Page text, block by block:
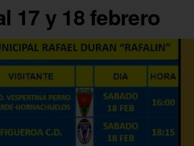
17 y 18 febrero